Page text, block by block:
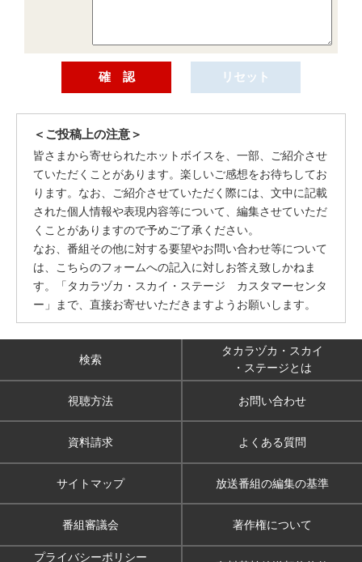
＜ご投稿上の注意＞
皆さまから寄せられたホットボイスを、一部、ご紹介させ
ていただくことがあります。楽しいご感想をお待ちしてお
ります。なお、ご紹介させていただく際には、文中に記載
された個人情報や表現内容等について、編集させていただ
くことがありますので予めご了承ください。
なお、番組その他に対する要望やお問い合わせ等について
は、こちらのフォームへの記入に対しお答え致しかねま
す。「タカラヅカ・スカイ・ステージ カスタマーセンタ
ー」まで、直接お寄せいただきますようお願いします。
検索
タカラヅカ・スカイ
・ステージとは
視聴方法 お問い合わせ
資料請求 よくある質問
サイトマップ 放送番組の編集の基準
番組審議会 著作権について
プライバシーポリシー